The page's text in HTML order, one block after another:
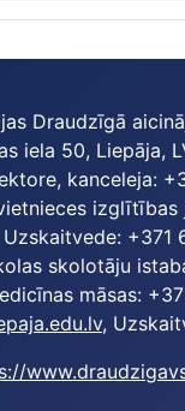
Draudzīgā
iela 50, Liepāja,
kanceleja:
izglītības
Uzskaitvede: +371
skolotāju
māsas:
,